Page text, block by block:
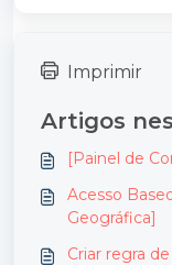
Imprimir
Artigos
[Painel de
Acesso
Geográfica]
Criar regra